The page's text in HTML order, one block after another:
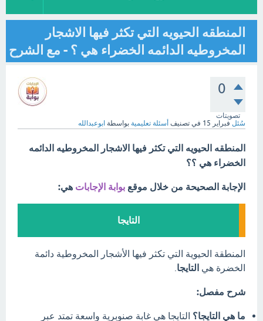
المنطقه الحيويه التي تكثر فيها الاشجار
المخروطيه الدائمه الخضراء هي ؟ - مع الشرح
0
تصويتات
سُئل فبراير 15 في تصنيف أسئلة تعليمية بواسطة ابوعبدالله
المنطقه الحيويه التي تكثر فيها الاشجار المخروطيه الدائمه
الخضراء هي ؟؟
الإجابة الصحيحة من خلال موقع بوابة الإجابات هي:
التايجا
المنطقة الحيوية التي تكثر فيها الأشجار المخروطية دائمة
الخضرة هي التايجا
شرح مفصل:
ما هي التايجا؟ التايجا هي غابة صنوبرية واسعة تمتد عبر